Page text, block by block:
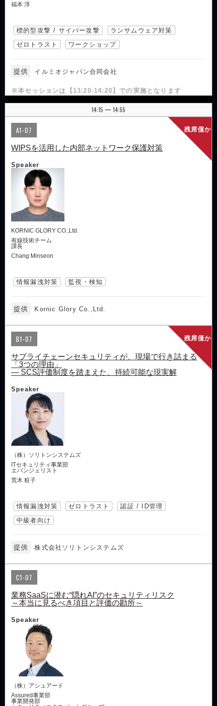
福本 淳
標的型攻撃 / サイバー攻撃
ランサムウェア対策
ゼロトラスト
ワークショップ
提供 イルミオジャパン合同会社
※本セッションは【13:20-14:20】での実施となります
14:15 | 14:55
残席僅か
A1-07
WIPSを活用した内部ネットワーク保護対策
Speaker
KORNIC GLORY CO.,Ltd.
有線技術チーム
課長
Chang Minseon
情報漏洩対策 監視・検知
提供 Kornic Glory Co.,Ltd.
残席僅か
B1-07
サプライチェーンセキュリティが、現場で行き詰まる
「3つの理由」
― SCS評価制度を踏まえた、持続可能な現実解
Speaker
（株）ソリトンシステムズ
ITセキュリティ事業部
エバンジェリスト
荒木 粧子
情報漏洩対策 ゼロトラスト
認証 / ID管理
中級者向け
提供 株式会社ソリトンシステムズ
C1-07
業務SaaSに潜む“隠れAI”のセキュリティリスク
～本当に見るべき項目と評価の勘所～
Speaker
（株）アシュアード
Assured事業部
事業開発部